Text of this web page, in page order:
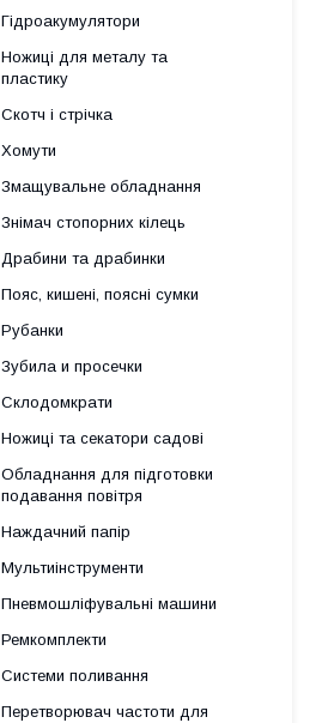
Гідроакумулятори
Ножиці для металу та
пластику
Скотч і стрічка
Хомути
Змащувальне обладнання
Знімач стопорних кілець
Драбини та драбинки
Пояс, кишені, поясні сумки
Рубанки
Зубила и просечки
Склодомкрати
Ножиці та секатори садові
Обладнання для підготовки
подавання повітря
Наждачний папір
Мультиінструменти
Пневмошліфувальні машини
Ремкомплекти
Системи поливання
Перетворювач частоти для